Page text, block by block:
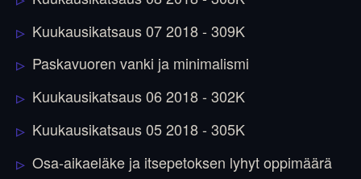
Kuukausikatsaus 07 2018 - 309K
Paskavuoren vanki ja minimalismi
Kuukausikatsaus 06 2018 - 302K
Kuukausikatsaus 05 2018 - 305K
Osa-aikaeläke ja itsepetoksen lyhyt oppimäärä